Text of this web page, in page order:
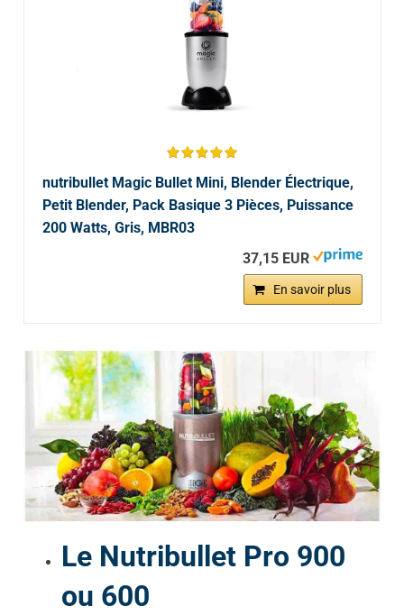
nutribullet Magic Bullet Mini, Blender Électrique,
Petit Blender, Pack Basique 3 Pièces, Puissance
200 Watts, Gris, MBR03
37,15 EUR
En savoir plus
Le Nutribullet Pro 900
ou 600